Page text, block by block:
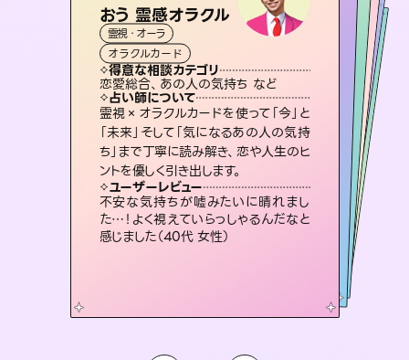
おう 霊感オラクル
霊視・オーラ
オラクルカード
得意な相談カテゴリ
恋愛総合、あの人の気持ち など
占い師について
霊視×オラクルカードを使って「今」と
「未来」そして「気になるあの人の気持
ち」まで丁寧に読み解き、恋や人生のヒ
ントを優しく引き出します。
ユーザーレビュー
不安な気持ちが嘘みたいに晴れまし
た…！よく視えていらっしゃるんだなと
感じました（40代 女性）
アイリス -iris-
西洋占星術
ルーン
得意な相談カテゴリ
恋愛総合、片想い、二人の未来 など
占い師について
復縁、恋愛、不倫の行方、同性愛や片
思い、仕事関係や借金問題まで知りた
いことや心の負担になっていることを
紐解き、背中をそっと押して導きます。
ユーザーレビュー
安心感のあり、言い切ってくれる所や濁
さない鑑定のおかげで、毎回自分の気
持ちを整えられます（30代 男性）
セラピスト理恵
霊視・オーラ
スピリチュアル・リーディング
得意な相談カテゴリ
片想い、二人の未来、年の差 など
占い師について
連絡再開、復縁、成就などの報告実績
多数。セラピストとして2万超の施術経
験があるからこそできる鑑定で、より良
い未来をサポートします。
ユーザーレビュー
とても心温まる鑑定でした。しかもこち
らは何も言っていないのに視えていらっ
しゃるんだなと驚きです（30代女性）
とうげんみう
霊視・オーラ
スピリチュアル・リーディング
得意な相談カテゴリ
片想い、あの人の気持ち、復縁 など
占い師について
恋愛のお悩みの中でも特に「曖昧な関係」の相談を得意としており、友達以上恋人未満なお相手との今後や本音を丁寧に読み解き恋愛成就へと導きます。
ユーザーレビュー
鑑定していただいてアドバイス通りに行
動すると仲が復活してきました。ありが
とうございました（40代 女性）
未来視師＊花
スピリチュアル・リーディング
得意な相談カテゴリ
出逢い、片想い、復縁 など
占い師について
未来には何パターンもの選択肢があり
ます。不安で視えにくくなっているあな
たの素敵な未来を見つけ、その未来を
選択できるようアドバイスします。
ユーザーレビュー
職場の人の性質や人間関係、本心など
本当によく視えていてびっくり。対策が
打てて前向きになれます（40代）
霊視・オーラ
スピリチュアル・リーディング
得意な相談カテゴリ
片想い、あの人の気持ち、復縁 など
占い師について
3,700年以上の歴史を持つ東洋最古の
占術「易占」で詳細まで占い、幸せへ向
かう道筋を示します。厳しい結果にも具
体的な対策をお伝えします。
ユーザーレビュー
複雑な背景もしっかり聞いて鑑定して
いただけました。気持ちが楽になりまし
た（50代 女性）